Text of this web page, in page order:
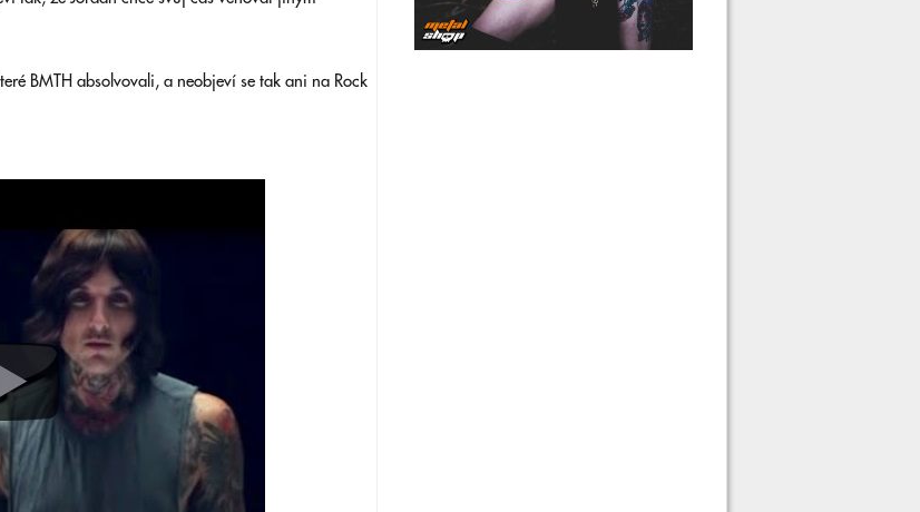
BMTH absolvovali, a neobjeví se tak ani na Rock